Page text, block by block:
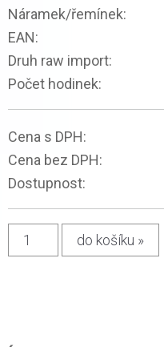
Náramek/řemínek:
EAN:
Druh raw import:
Počet hodinek:
Cena s DPH:
Cena bez DPH:
Dostupnost: